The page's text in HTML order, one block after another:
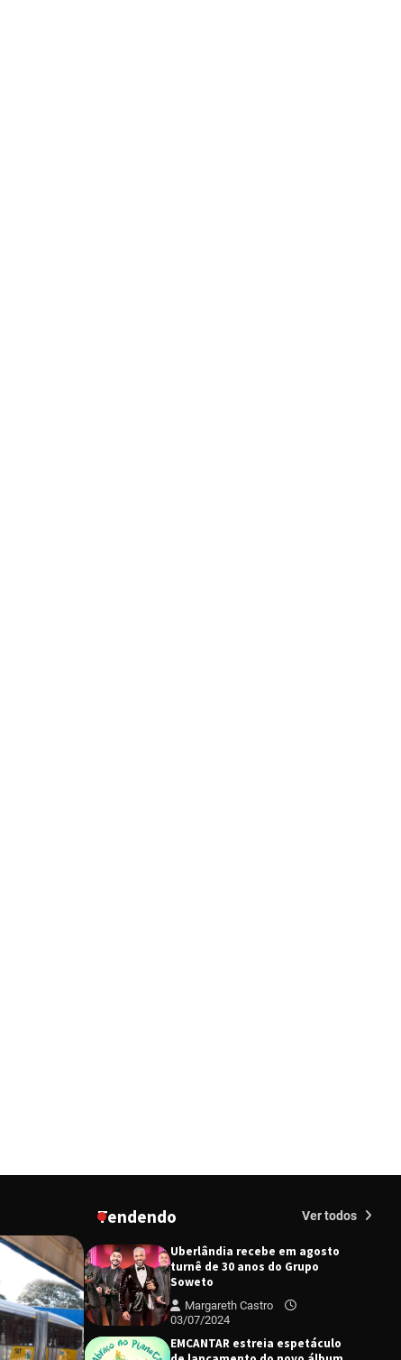
Tendendo Ver todos
turnê de 30 anos do Grupo
Margareth Castro
03/07/2024
de lançamento do novo álbum
Abraço no Planeta
Margareth Castro